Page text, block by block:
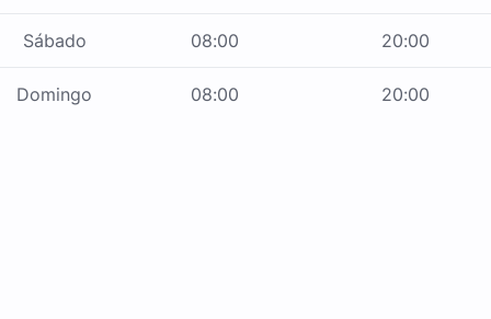
Sábado 08:00 20:00
Domingo 08:00 20:00